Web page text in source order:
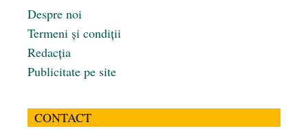
Despre noi
Termeni și condiții
Redacția
Publicitate pe site
CONTACT